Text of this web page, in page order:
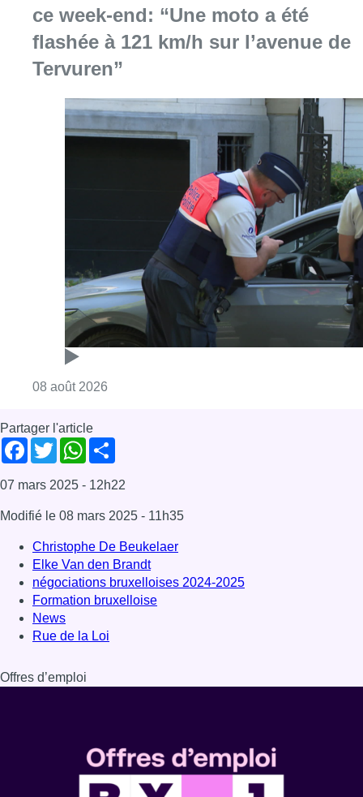
ce week-end: “Une moto a été
flashée à 121 km/h sur l’avenue de
Tervuren”
08 août 2026
Partager l'article
Facebook
TwitterWhatsApp
07 mars 2025 - 12h22
Modifié le 08 mars 2025 - 11h35
Christophe De Beukelaer
Elke Van den Brandt
négociations bruxelloises 2024-2025
Formation bruxelloise
News
Rue de la Loi
Offres d’emploi